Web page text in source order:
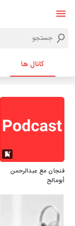
کانال ها
فنجان مع عبدالرحمن
أبومالح